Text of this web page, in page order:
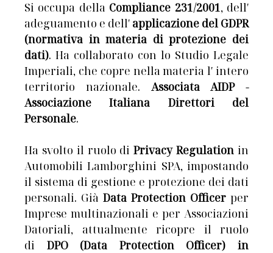
Si occupa della Compliance 231/2001, dell′
adeguamento e dell′ applicazione del GDPR
(normativa in materia di protezione dei
dati). Ha collaborato con lo Studio Legale
Imperiali, che copre nella materia l′ intero
territorio nazionale. Associata AIDP -
Associazione Italiana Direttori del
Personale.
Ha svolto il ruolo diPrivacy Regulation in
Automobili Lamborghini SPA, impostando
il sistema di gestione e protezione dei dati
personali. Già Data Protection Officer per
Imprese multinazionali e per Associazioni
Datoriali, attualmente ricopre il ruolo
di DPO (Data Protection Officer) in